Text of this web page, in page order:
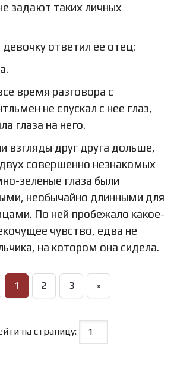
задают таких личных
девочку ответил ее отец:
время разговора с
не спускал с нее глаз,
глаза на него.
взгляды друг друга дольше,
совершенно незнакомых
зеленые глаза были
необычайно длинными для
По ней пробежало какое-
чувство, едва не
на котором она сидела.
1 2 3 »
на страницу: